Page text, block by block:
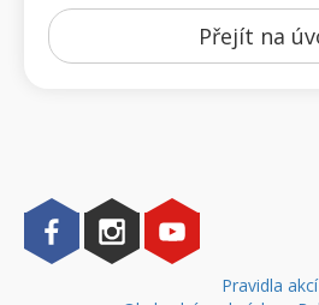
Přejít na
Pravidla akcí